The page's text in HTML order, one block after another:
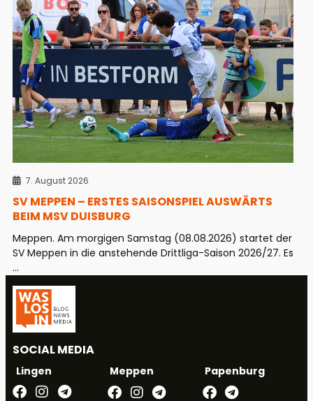
7. August 2026
SV MEPPEN – ERSTES SAISONSPIEL AUSWÄRTS
BEIM MSV DUISBURG
Meppen. Am morgigen Samstag (08.08.2026) startet der
SV Meppen in die anstehende Drittliga-Saison 2026/27. Es
...
SOCIAL MEDIA
Lingen Meppen Papenburg